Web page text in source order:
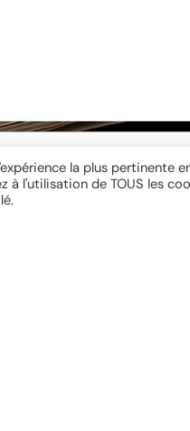
la plus pertinente
l'utilisation de TOUS les